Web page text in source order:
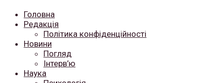
Головна
Редакція
Політика конфіденційності
Новини
Погляд
Інтерв’ю
Наука